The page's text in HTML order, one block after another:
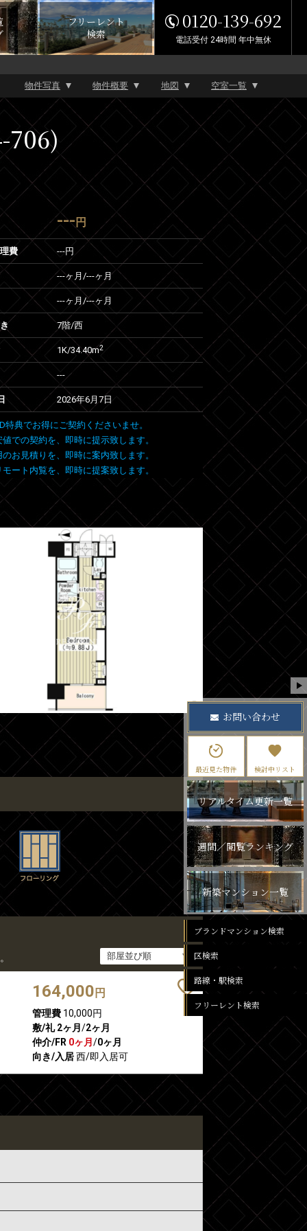
フリーレント
検索
0120-139-692
電話受付 24時間 年中無休
物件写真 物件概要 地図 空室一覧
706)
--- 円
費 ---円
---ヶ月 /---ヶ月
---ヶ月 /---ヶ月
7階/西
1K/34.40m2
---
2026年6月7日
特典でお得にご契約くださいませ。
での契約を、即時に提示致します。
お見積りを、即時に案内致します。
ート内覧を、即時に提案致します。
164,000 円
管理費10,000円
敷/礼 2ヶ月 /2ヶ月
仲介/FR 0ヶ月 /0ヶ月
向き/入居西/即入居可
お問い合わせ
最近見た物件 検討中リスト
リアルタイム更新一覧
週間／閲覧ランキング
新築マンション一覧
ブランドマンション検索
区検索
路線・駅検索
フリーレント検索